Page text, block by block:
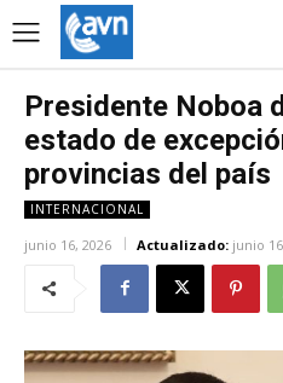
Presidente Noboa
estado de
provincias del país
INTERNACIONAL
junio 16, 2026 Actualizado: junio